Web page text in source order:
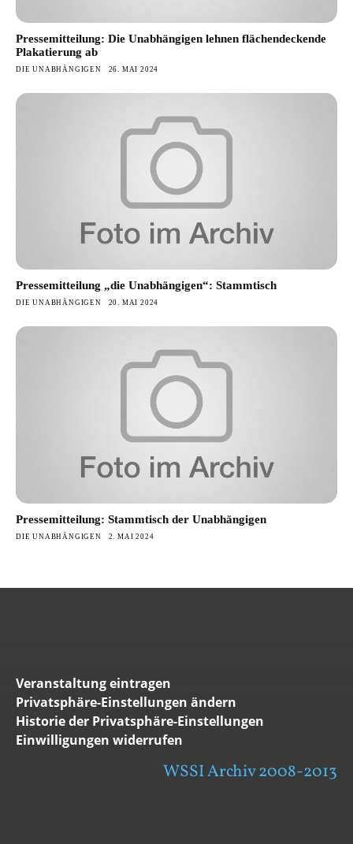
Pressemitteilung: Die Unabhängigen lehnen flächendeckende
Plakatierung ab
DIE UNABHÄNGIGEN 26. MAI 2024
Pressemitteilung „die Unabhängigen“: Stammtisch
DIE UNABHÄNGIGEN 20. MAI 2024
Pressemitteilung: Stammtisch der Unabhängigen
DIE UNABHÄNGIGEN 2. MAI 2024
Veranstaltung eintragen
Privatsphäre-Einstellungen ändern
Historie der Privatsphäre-Einstellungen
Einwilligungen widerrufen
WSSI Archiv 2008-2013